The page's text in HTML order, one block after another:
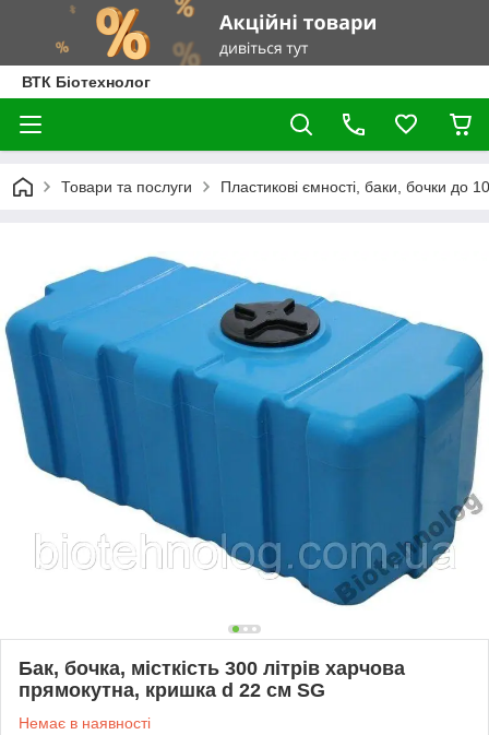
ВТК Біотехнолог
Товари та послуги Пластикові ємності, баки, бочки до
Бак, бочка, місткість 300 літрів харчова
прямокутна, кришка d 22 см SG
Немає в наявності